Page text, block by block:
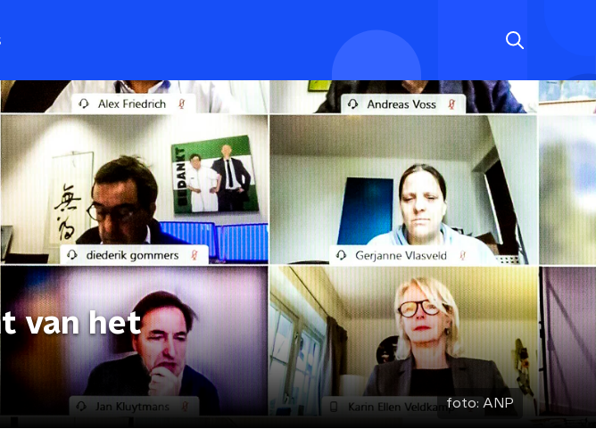
van het
foto: ANP